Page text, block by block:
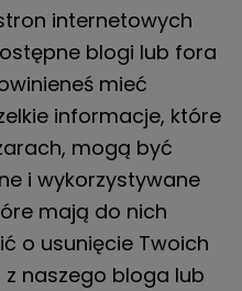
internetowych
blogi lub fora
mieć
informacje, które
mogą być
i wykorzystywane
mają do nich
o usunięcie Twoich
naszego bloga lub